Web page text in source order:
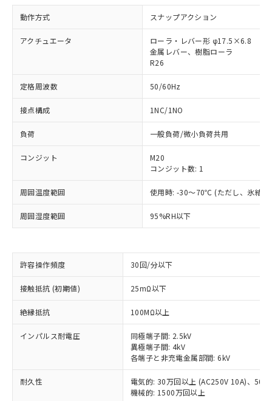
動作方式 スナップアクション
アクチュエータ
ローラ・レバー形 φ17.5×6.8
金属レバー、樹脂ローラ
R26
定格周波数 50/60Hz
接点構成 1NC/1NO
負荷 一般負荷/微小負荷共用
コンジット
M20
コンジット数: 1
周囲温度範囲 使用時: -30～70℃ (ただし、氷結し
周囲湿度範囲 95%RH以下
許容操作頻度 30回/分以下
接触抵抗 (初期値) 25mΩ以下
絶縁抵抗 100MΩ以上
インパルス耐電圧
同極端子間: 2.5kV
異極端子間: 4kV
各端子と非充電金属部間: 6kV
耐久性
電気的: 30万回以上 (AC250V 10A)、50
機械的: 1500万回以上
ご利用条件
※1 対応状況
対応済み：EU RoHS指令（10物質）の
非含有に対応した製品が提供可能な商品で
対応予定：EU RoHS指令（10物質）の非含
有に対応した製品に切り替える予定のある
対応予定なし：EU RoHS指令（10物質）の